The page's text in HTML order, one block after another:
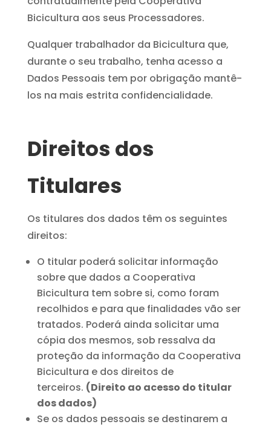
Bicicultura aos seus Processadores.
Qualquer trabalhador da Bicicultura que,
durante o seu trabalho, tenha acesso a
Dados Pessoais tem por obrigação mantê-
los na mais estrita confidencialidade.
Direitos dos
Titulares
Os titulares dos dados têm os seguintes
direitos:
O titular poderá solicitar informação
sobre que dados a Cooperativa
Bicicultura tem sobre si, como foram
recolhidos e para que finalidades vão ser
tratados. Poderá ainda solicitar uma
cópia dos mesmos, sob ressalva da
proteção da informação da Cooperativa
Bicicultura e dos direitos de
terceiros. (Direito ao acesso do titular
dos dados)
Se os dados pessoais se destinarem a